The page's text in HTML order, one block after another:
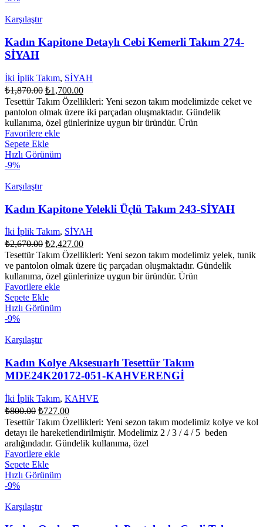
Karşılaştır
Kadın Kapitone Detaylı Cebi Kemerli Takım 274-
SİYAH
İki İplik Takım, SİYAH
₺1,870.00 Orijinal
fiyat:
₺1,870.00.
₺1,700.00Şu
andaki
fiyat:
₺1,700.00.
Tesettür Takım Özellikleri: Yeni sezon takım modelimizde ceket ve
pantolon olmak üzere iki parçadan oluşmaktadır. Gündelik
kullanıma, özel günlerinize uygun bir üründür. Ürün
Favorilere ekle
Sepete Ekle
Hızlı Görünüm
-9%
Karşılaştır
Kadın Kapitone Yelekli Üçlü Takım 243-SİYAH
İki İplik Takım, SİYAH
₺2,670.00 Orijinal
fiyat:
₺2,670.00.
₺2,427.00Şu
andaki
fiyat:
₺2,427.00.
Tesettür Takım Özellikleri: Yeni sezon takım modelimiz yelek, tunik
ve pantolon olmak üzere üç parçadan oluşmaktadır. Gündelik
kullanıma, özel günlerinize uygun bir üründür. Ürün
Favorilere ekle
Sepete Ekle
Hızlı Görünüm
-9%
Karşılaştır
Kadın Kolye Aksesuarlı Tesettür Takım
MDE24K20172-051-KAHVERENGİ
İki İplik Takım, KAHVE
₺800.00 Orijinal
fiyat:
₺800.00.
₺727.00Şu
andaki
fiyat:
₺727.00.
Tesettür Takım Özellikleri: Yeni sezon takım modelimiz kolye ve kol
detayı ile hareketlendirilmiştir. Modelimiz 2 / 3 / 4 / 5 beden
aralığındadır. Gündelik kullanıma, özel
Favorilere ekle
Sepete Ekle
Hızlı Görünüm
-9%
Karşılaştır